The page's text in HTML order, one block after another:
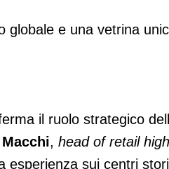
globale e una vetrina
il ruolo strategico
, head of retail high
esperienza sui centri